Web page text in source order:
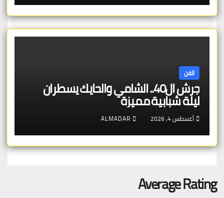
الفن
جرش ال40.. الشامي والحايك يسطران
ليلة شبابية مميزة
أغسطس 4, 2026 ALMADAR
Average Rating